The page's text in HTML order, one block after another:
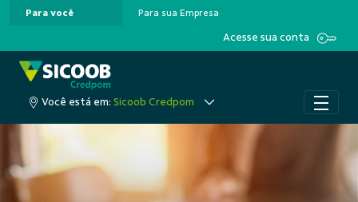
Pular para o Conteúdo principal
Para você Para sua Empresa
Acesse sua conta
Você está em: Sicoob Credpom